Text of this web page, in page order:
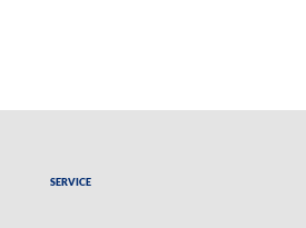
Service